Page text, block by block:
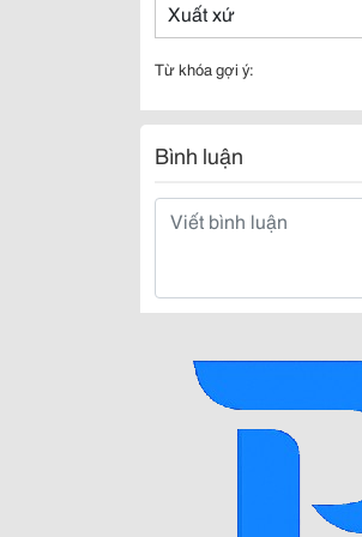
Xuất xứ
Từ khóa gợi ý:
Bình luận